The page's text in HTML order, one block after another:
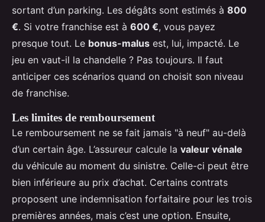
sortant d’un parking. Les dégâts sont estimés à 800
€. Si votre franchise est à 600 €, vous payez
presque tout. Le bonus-malus est, lui, impacté. Le
jeu en vaut-il la chandelle ? Pas toujours. Il faut
anticiper ces scénarios quand on choisit son niveau
de franchise.
Les limites de remboursement
Le remboursement ne se fait jamais "à neuf" au-delà
d’un certain âge. L’assureur calcule la valeur vénale
du véhicule au moment du sinistre. Celle-ci peut être
bien inférieure au prix d’achat. Certains contrats
proposent une indemnisation forfaitaire pour les trois
premières années, mais c’est une option. Ensuite,